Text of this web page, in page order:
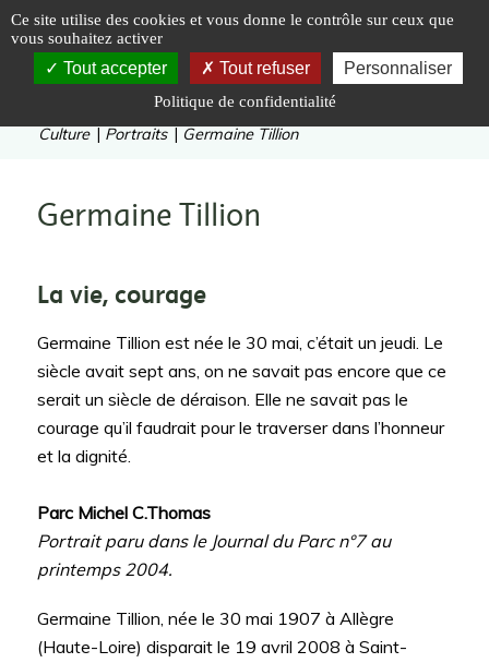
Accueil | Le Livradois-Forez
Culture | Portraits | Germaine Tillion
Germaine Tillion
La vie, courage
Germaine Tillion est née le 30 mai, c’était un jeudi. Le
siècle avait sept ans, on ne savait pas encore que ce
serait un siècle de déraison. Elle ne savait pas le
courage qu’il faudrait pour le traverser dans l’honneur
et la dignité.
Parc Michel C.Thomas
Portrait paru dans le Journal du Parc n°7 au
printemps 2004.
Germaine Tillion, née le 30 mai 1907 à Allègre
(Haute-Loire) disparait le 19 avril 2008 à Saint-
Panneau de gestion des cookies
Ce site utilise des cookies et vous donne le contrôle sur ceux que
vous souhaitez activer
Tout accepter Tout refuser Personnaliser
Politique de confidentialité